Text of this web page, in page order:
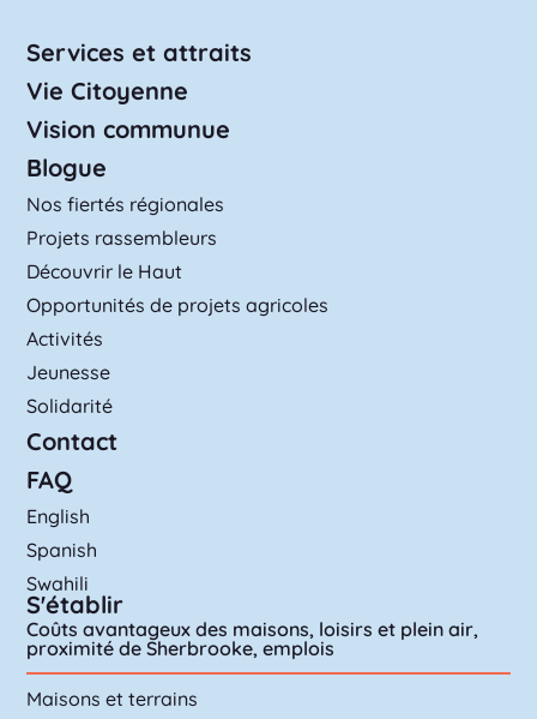
Services et attraits
Vie Citoyenne
Vision communue
Blogue
Nos fiertés régionales
Projets rassembleurs
Découvrir le Haut
Opportunités de projets agricoles
Activités
Jeunesse
Solidarité
Contact
FAQ
English
Spanish
Swahili
S'établir
Coûts avantageux des maisons, loisirs et plein air,
proximité de Sherbrooke, emplois
Maisons et terrains